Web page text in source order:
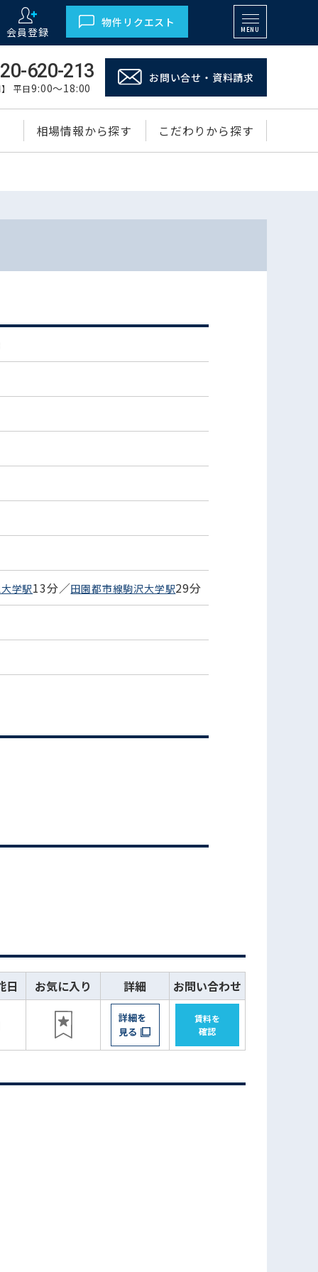
会員登録
物件リクエスト
MENU
620-213
】 平日9:00～18:00
お問い合せ・資料請求
相場情報から探す こだわりから探す
学駅13分／田園都市線駒沢大学駅29分
日 お気に入り 詳細 お問い合わせ
詳細を
見る
賃料を
確認